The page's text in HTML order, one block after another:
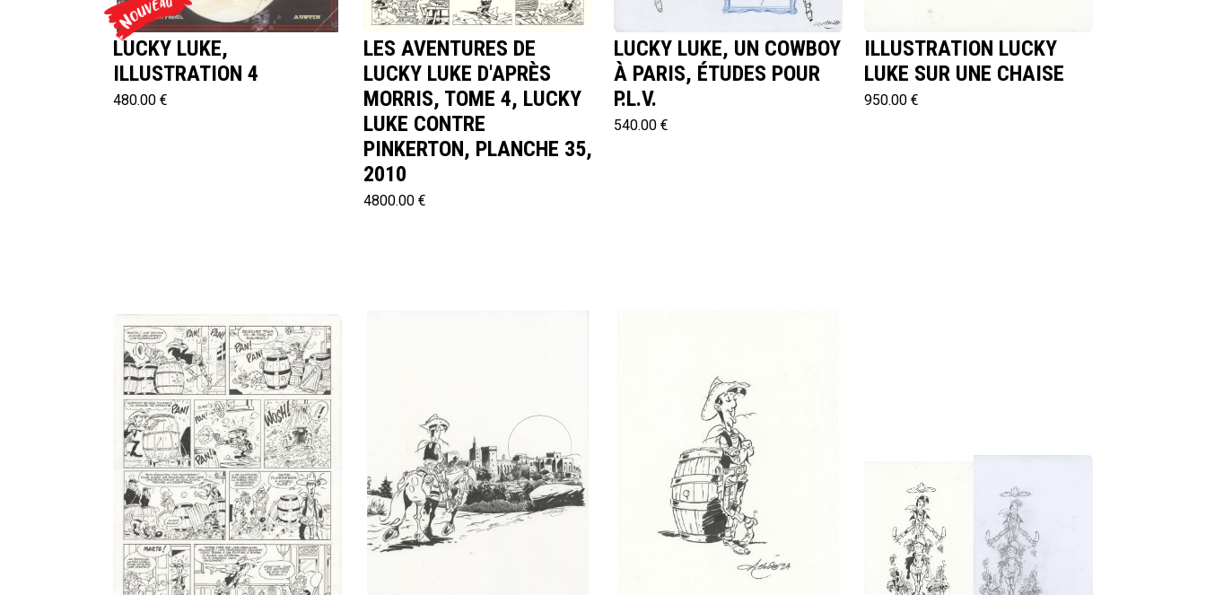
LUCKY LUKE,
ILLUSTRATION 4
480.00 €
LES AVENTURES DE
LUCKY LUKE D'APRÈS
MORRIS, TOME 4, LUCKY
LUKE CONTRE
PINKERTON, PLANCHE 35,
2010
4800.00 €
LUCKY LUKE, UN COWBOY
À PARIS, ÉTUDES POUR
P.L.V.
540.00 €
ILLUSTRATION LUCKY
LUKE SUR UNE CHAISE
950.00 €